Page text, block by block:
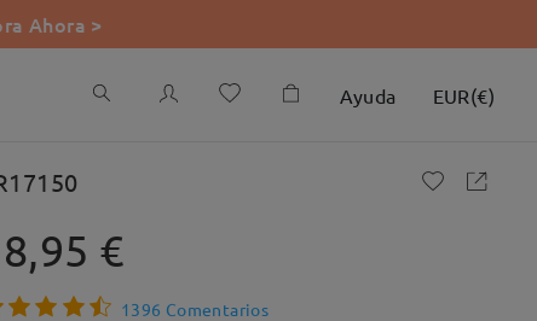
Ahora >
Ayuda EUR(€)
€
1396 Comentarios